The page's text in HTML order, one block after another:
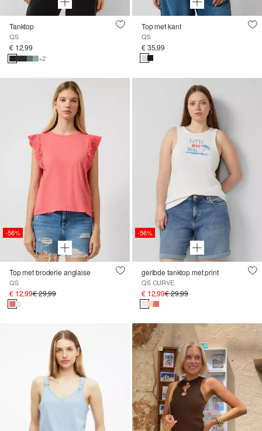
Tanktop
QS
€ 12,99
+2
Top met kant
QS
€ 35,99
-56%
Top met broderie anglaise
QS
€ 12,99€ 29,99
-56%
geribde tanktop met print
QS CURVE
€ 12,99€ 29,99